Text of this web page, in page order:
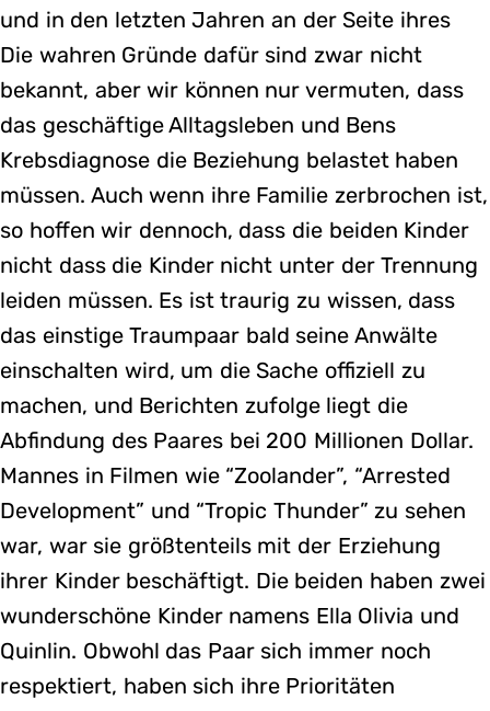
und in den letzten Jahren an der Seite ihres
Die wahren Gründe dafür sind zwar nicht
bekannt, aber wir können nur vermuten, dass
das geschäftige Alltagsleben und Bens
Krebsdiagnose die Beziehung belastet haben
müssen. Auch wenn ihre Familie zerbrochen ist,
so hoffen wir dennoch, dass die beiden Kinder
nicht dass die Kinder nicht unter der Trennung
leiden müssen. Es ist traurig zu wissen, dass
das einstige Traumpaar bald seine Anwälte
einschalten wird, um die Sache offiziell zu
machen, und Berichten zufolge liegt die
Abfindung des Paares bei 200 Millionen Dollar.
Mannes in Filmen wie “Zoolander”, “Arrested
Development” und “Tropic Thunder” zu sehen
war, war sie größtenteils mit der Erziehung
ihrer Kinder beschäftigt. Die beiden haben zwei
wunderschöne Kinder namens Ella Olivia und
Quinlin. Obwohl das Paar sich immer noch
respektiert, haben sich ihre Prioritäten